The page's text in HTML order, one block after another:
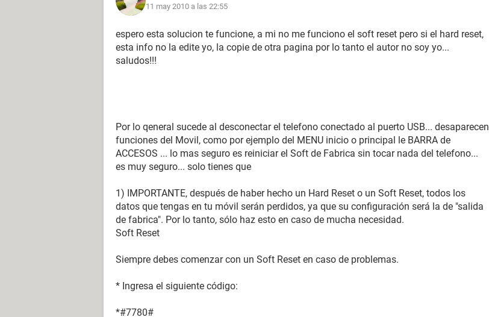
11 may 2010 a las 22:55
espero esta solucion te funcione, a mi no me funciono el soft reset pero si el hard reset,
esta info no la edite yo, la copie de otra pagina por lo tanto el autor no soy yo...
saludos!!!
Por lo qeneral sucede al desconectar el telefono conectado al puerto USB... desaparecen
funciones del Movil, como por ejemplo del MENU inicio o principal le BARRA de
ACCESOS ... lo mas seguro es reiniciar el Soft de Fabrica sin tocar nada del telefono...
es muy seguro... solo tienes que
1) IMPORTANTE, después de haber hecho un Hard Reset o un Soft Reset, todos los
datos que tengas en tu móvil serán perdidos, ya que su configuración será la de "salida
de fabrica". Por lo tanto, sólo haz esto en caso de mucha necesidad.
Soft Reset
Siempre debes comenzar con un Soft Reset en caso de problemas.
* Ingresa el siguiente código:
*#7780#